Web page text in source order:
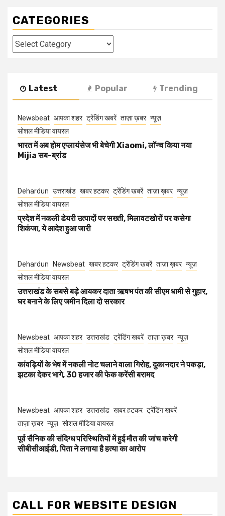
CATEGORIES
Categories
Latest Popular Trending
Newsbeat आपका शहर ट्रेंडिंग खबरें ताज़ा ख़बर न्यूज़
सोशल मीडिया वायरल
भारत में अब होम एप्लायंसेज भी बेचेगी Xiaomi, लॉन्च किया नया
Mijia सब-ब्रांड
Dehardun उत्तराखंड खबर हटकर ट्रेंडिंग खबरें ताज़ा ख़बर न्यूज़
सोशल मीडिया वायरल
प्रदेश में नकली डेयरी उत्पादों पर सख्ती, मिलावटखोरों पर कसेगा
शिकंजा, ये आदेश हुआ जारी
Dehardun Newsbeat खबर हटकर ट्रेंडिंग खबरें ताज़ा ख़बर न्यूज़
सोशल मीडिया वायरल
उत्तराखंड के सबसे बड़े आयकर दाता ऋषभ पंत की सीएम धामी से गुहार,
घर बनाने के लिए जमीन दिला दो सरकार
Newsbeat आपका शहर उत्तराखंड ट्रेंडिंग खबरें ताज़ा ख़बर न्यूज़
सोशल मीडिया वायरल
कांवड़ियों के भेष में नकली नोट चलाने वाला गिरोह, दुकानदार ने पकड़ा,
झटका देकर भागे, 30 हजार की फेक करेंसी बरामद
Newsbeat आपका शहर उत्तराखंड खबर हटकर ट्रेंडिंग खबरें
ताज़ा ख़बर न्यूज़ सोशल मीडिया वायरल
पूर्व सैनिक की संदिग्ध परिस्थितियों में हुई मौत की जांच करेगी
सीबीसीआईडी, पिता ने लगाया है हत्या का आरोप
CALL FOR WEBSITE DESIGN